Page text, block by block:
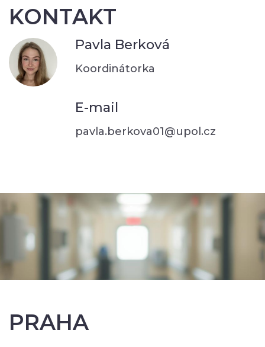
KONTAKT
Pavla Berková
Koordinátorka
E-mail
pavla.berkova01@upol.cz
PRAHA